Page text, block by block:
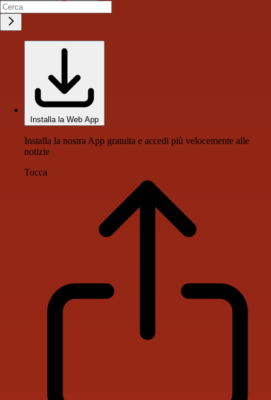
Installa la Web App
Installa la nostra App gratuita e accedi più velocemente alle
notizie
Tocca